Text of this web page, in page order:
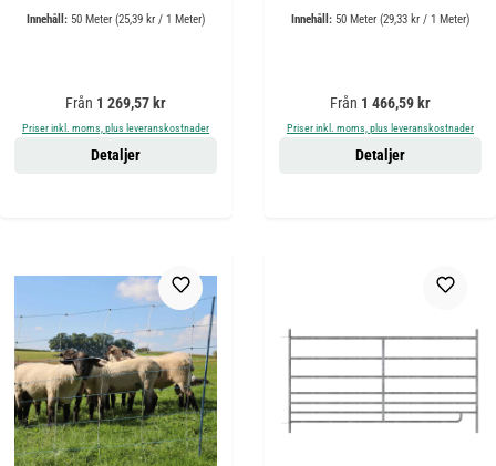
Innehåll: 50 Meter (25,39 kr / 1 Meter)
Ordinarie pris:
Från 1 269,57 kr
Priser inkl. moms, plus leveranskostnader
Detaljer
Innehåll: 50 Meter (29,33 kr / 1 Meter)
Ordinarie pris:
Från 1 466,59 kr
Priser inkl. moms, plus leveranskostnader
Detaljer